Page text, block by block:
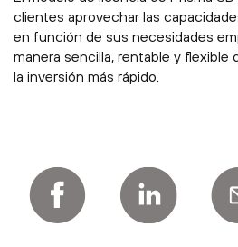
clientes aprovechar las
en función de sus necesidades
manera sencilla, rentable y
la inversión más rápido.